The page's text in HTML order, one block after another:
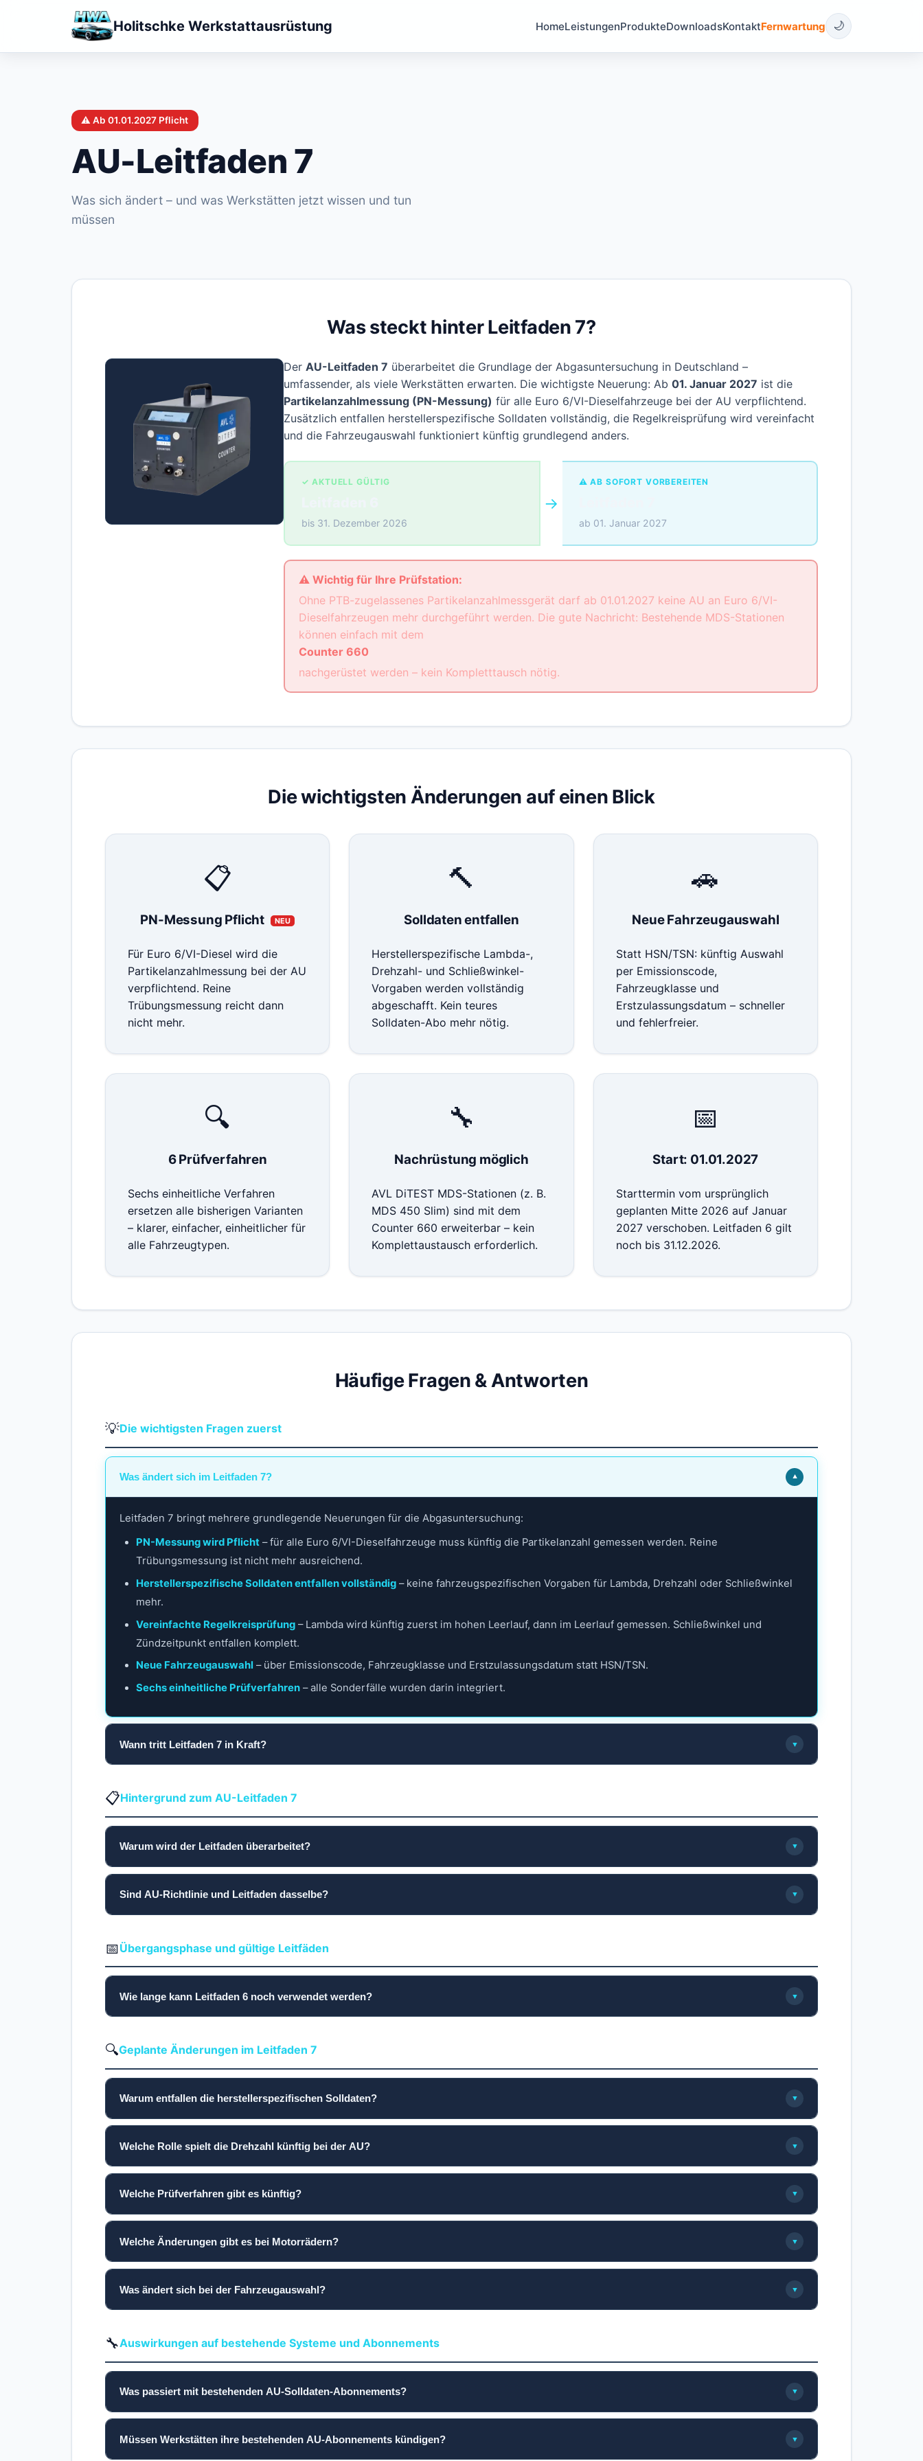
Holitschke Werkstattausrüstung HomeLeistungenProdukteDownloadsKontaktFernwartung 🌙
⚠️ Ab 01.01.2027 Pflicht
AU-Leitfaden 7
Was sich ändert – und was Werkstätten jetzt wissen und tun
müssen
Was steckt hinter Leitfaden 7?
Der AU-Leitfaden 7 überarbeitet die Grundlage der Abgasuntersuchung in Deutschland –
umfassender, als viele Werkstätten erwarten. Die wichtigste Neuerung: Ab 01. Januar 2027 ist die
Partikelanzahlmessung (PN-Messung) für alle Euro 6/VI-Dieselfahrzeuge bei der AU verpflichtend.
Zusätzlich entfallen herstellerspezifische Solldaten vollständig, die Regelkreisprüfung wird vereinfacht
und die Fahrzeugauswahl funktioniert künftig grundlegend anders.
✓ AKTUELL GÜLTIG
bis 31. Dezember 2026
→
⚠ AB SOFORT VORBEREITEN
ab 01. Januar 2027
⚠️ Wichtig für Ihre Prüfstation:
Ohne PTB-zugelassenes Partikelanzahlmessgerät darf ab 01.01.2027 keine AU an Euro 6/VI-
Dieselfahrzeugen mehr durchgeführt werden. Die gute Nachricht: Bestehende MDS-Stationen
können einfach mit dem
Counter 660
nachgerüstet werden – kein Kompletttausch nötig.
Die wichtigsten Änderungen auf einen Blick
📋
PN-Messung Pflicht NEU
Für Euro 6/VI-Diesel wird die
Partikelanzahlmessung bei der AU
verpflichtend. Reine
Trübungsmessung reicht dann
nicht mehr.
🔨
Solldaten entfallen
Herstellerspezifische Lambda-,
Drehzahl- und Schließwinkel-
Vorgaben werden vollständig
abgeschafft. Kein teures
Solldaten-Abo mehr nötig.
🚗
Neue Fahrzeugauswahl
Statt HSN/TSN: künftig Auswahl
per Emissionscode,
Fahrzeugklasse und
Erstzulassungsdatum – schneller
und fehlerfreier.
🔍
6 Prüfverfahren
Sechs einheitliche Verfahren
ersetzen alle bisherigen Varianten
– klarer, einfacher, einheitlicher für
alle Fahrzeugtypen.
🔧
Nachrüstung möglich
AVL DiTEST MDS-Stationen (z. B.
MDS 450 Slim) sind mit dem
Counter 660 erweiterbar – kein
Komplettaustausch erforderlich.
📅
Start: 01.01.2027
Starttermin vom ursprünglich
geplanten Mitte 2026 auf Januar
2027 verschoben. Leitfaden 6 gilt
noch bis 31.12.2026.
Häufige Fragen & Antworten
💡Die wichtigsten Fragen zuerst
Was ändert sich im Leitfaden 7? ▼
Leitfaden 7 bringt mehrere grundlegende Neuerungen für die Abgasuntersuchung:
PN-Messung wird Pflicht – für alle Euro 6/VI-Dieselfahrzeuge muss künftig die Partikelanzahl gemessen werden. Reine
Trübungsmessung ist nicht mehr ausreichend.
Herstellerspezifische Solldaten entfallen vollständig – keine fahrzeugspezifischen Vorgaben für Lambda, Drehzahl oder Schließwinkel
mehr.
Vereinfachte Regelkreisprüfung – Lambda wird künftig zuerst im hohen Leerlauf, dann im Leerlauf gemessen. Schließwinkel und
Zündzeitpunkt entfallen komplett.
Neue Fahrzeugauswahl – über Emissionscode, Fahrzeugklasse und Erstzulassungsdatum statt HSN/TSN.
Sechs einheitliche Prüfverfahren – alle Sonderfälle wurden darin integriert.
Wann tritt Leitfaden 7 in Kraft? ▼
📋Hintergrund zum AU-Leitfaden 7
Warum wird der Leitfaden überarbeitet? ▼
Sind AU-Richtlinie und Leitfaden dasselbe? ▼
📅Übergangsphase und gültige Leitfäden
Wie lange kann Leitfaden 6 noch verwendet werden? ▼
🔍Geplante Änderungen im Leitfaden 7
Warum entfallen die herstellerspezifischen Solldaten? ▼
Welche Rolle spielt die Drehzahl künftig bei der AU? ▼
Welche Prüfverfahren gibt es künftig? ▼
Welche Änderungen gibt es bei Motorrädern? ▼
Was ändert sich bei der Fahrzeugauswahl? ▼
🔧Auswirkungen auf bestehende Systeme und Abonnements
Was passiert mit bestehenden AU-Solldaten-Abonnements? ▼
Müssen Werkstätten ihre bestehenden AU-Abonnements kündigen? ▼